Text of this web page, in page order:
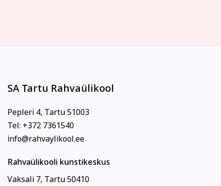
SA Tartu Rahvaülikool
Pepleri 4, Tartu 51003
Tel: +372 7361540
info@rahvaylikool.ee
Rahvaülikooli kunstikeskus
Vaksali 7, Tartu 50410